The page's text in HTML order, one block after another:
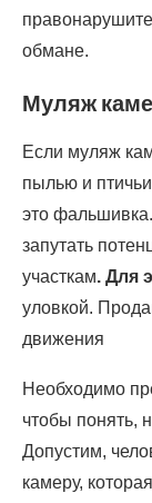
обмане.
Муляж
Если муляж
пылью и
это
запутать
участкам. Для
уловкой.
движения
Необходимо
чтобы понять,
Допустим,
камеру,